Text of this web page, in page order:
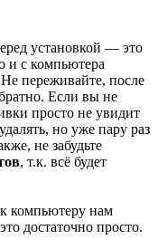
установкой — это
и с компьютера
переживайте, после
Если вы не
просто не увидит
но уже пару раз
не забудьте
, т.к. всё будет
компьютеру нам
достаточно просто.